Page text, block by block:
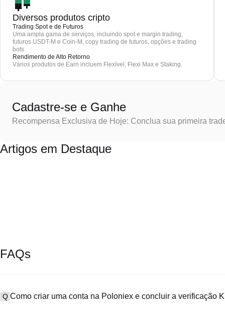
Diversos produtos cripto
Trading Spot e de Futuros
Uma ampla gama de serviços, incluindo spot e margin trading,
futuros USDT-M e Coin-M, copy trading de futuros, opções e trading
bots.
Rendimento de Alto Retorno
Vários produtos de Earn incluem Flexível, Flexi Max e Staking.
Cadastre-se e Ganhe
Recompensa Exclusiva de Hoje: Conclua sua primeira
Artigos em Destaque
FAQs
Q Como criar uma conta na Poloniex e concluir a verificação